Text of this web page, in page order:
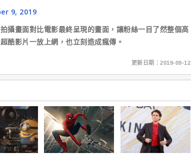
9, 2019
畫面對比電影最終呈現的畫面，讓粉絲一目了然整個高
酷影片一放上網，也立刻造成瘋傳。
更新日期：2019-09-12